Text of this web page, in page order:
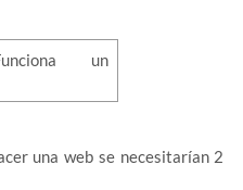
una web se necesitarían 2